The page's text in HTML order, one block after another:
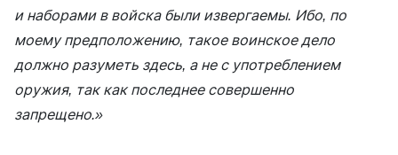
и наборами в войска были извергаемы. Ибо, по
моему предположению, такое воинское дело
должно разуметь здесь, а не с употреблением
оружия, так как последнее совершенно
запрещено.»